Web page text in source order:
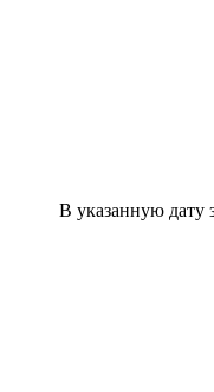
В указанную дату